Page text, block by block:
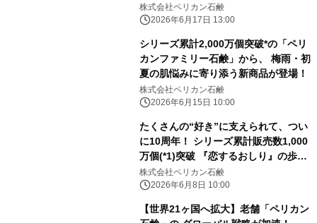
株式会社ペリカン石鹸
2026年6月17日 13:00
シリーズ累計2,000万個突破*の「ペリ
カンファミリー石鹸」から、 梅雨・初
夏の肌悩みに寄り添う新商品が登場！
株式会社ペリカン石鹸
2026年6月15日 10:00
たくさんの“好き”に支えられて、つい
に10周年！ シリーズ累計販売数1,000
万個(*1)突破 『恋するおしり』の歩み
をプレイバック！
株式会社ペリカン石鹸
2026年6月8日 10:00
【世界21ヶ国へ拡大】老舗「ペリカン